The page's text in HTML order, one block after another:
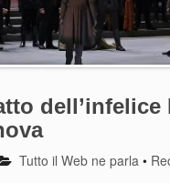
dell’infelice
Tutto il Web ne parla •